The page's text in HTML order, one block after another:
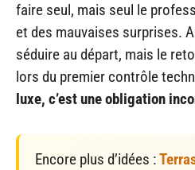
faire seul, mais seul le
et des mauvaises surprises.
séduire au départ, mais le
lors du premier contrôle
luxe, c’est une obligation
Encore plus d’idées :